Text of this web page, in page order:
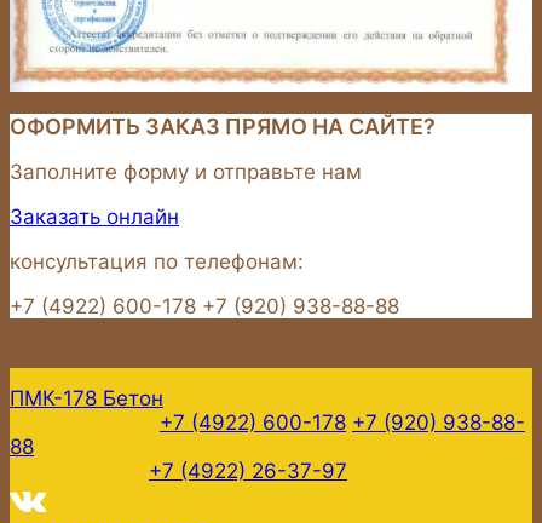
ОФОРМИТЬ ЗАКАЗ ПРЯМО НА САЙТЕ?
Заполните форму и отправьте нам
Заказать онлайн
консультация по телефонам:
+7 (4922) 600-178 +7 (920) 938-88-88
ПМК-178 Бетон
+7 (4922) 600-178 +7 (920) 938-88-
88
+7 (4922) 26-37-97